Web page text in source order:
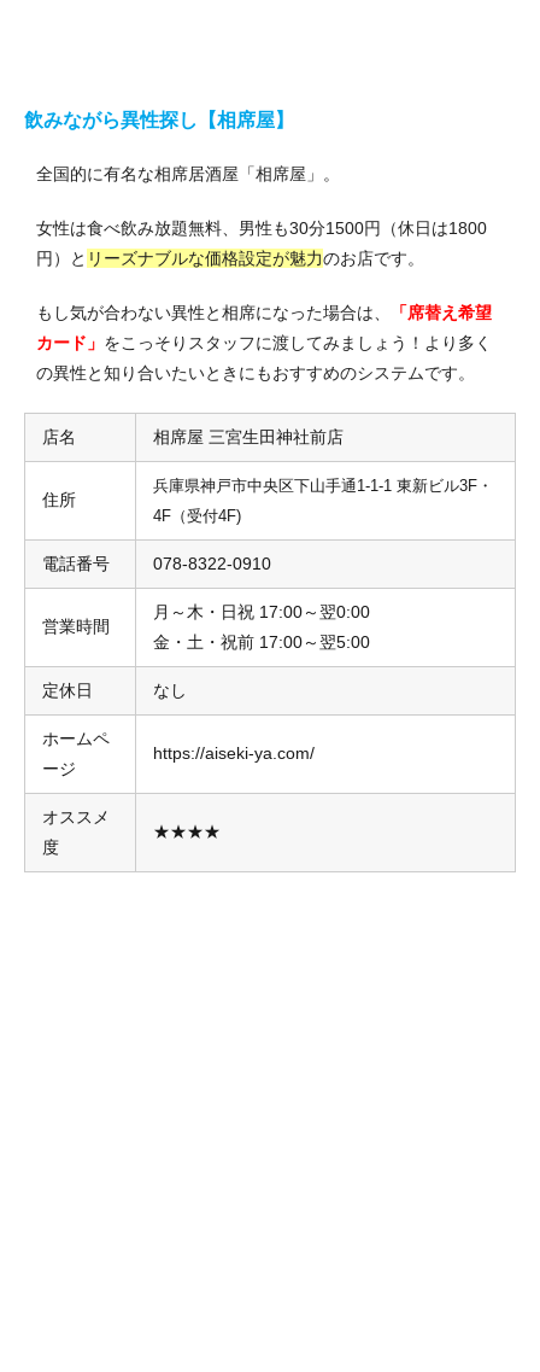
飲みながら異性探し【相席屋】
全国的に有名な相席居酒屋「相席屋」。
女性は食べ飲み放題無料、男性も30分1500円（休日は1800
円）と リーズナブルな価格設定が魅力のお店です。
もし気が合わない異性と相席になった場合は、
「席替え希望
カード」 をこっそりスタッフに渡してみましょう！より多く
の異性と知り合いたいときにもおすすめのシステムです。
店名 相席屋 三宮生田神社前店
住所
兵庫県神戸市中央区下山手通1-1-1 東新ビル3F・
4F（受付4F)
電話番号 078-8322-0910
営業時間
月～木・日祝 17:00～翌0:00
金・土・祝前 17:00～翌5:00
定休日 なし
ホームペ
ージ
https://aiseki-ya.com/
オススメ
度
★★★★